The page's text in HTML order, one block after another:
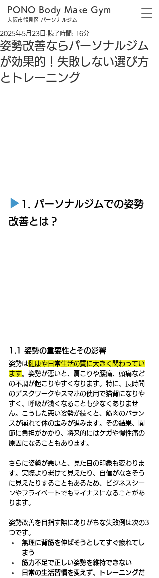
大阪市鶴見区 パーソナルジム
PONO Body Make Gym
姿勢改善ならパーソナルジム
が効果的！失敗しない選び方
とトレーニング
2025年5月23日 読了時間: 16分
▶︎ 1. パーソナルジムでの姿勢
改善とは？
1.1 姿勢の重要性とその影響
姿勢は健康や日常生活の質に大きく関わってい
ます 。姿勢が悪いと、肩こりや腰痛、頭痛など
の不調が起こりやすくなります。特に、長時間
のデスクワークやスマホの使用で猫背になりや
すく、呼吸が浅くなることも少なくありませ
ん。こうした悪い姿勢が続くと、筋肉のバラン
スが崩れて体の歪みが進みます。その結果、関
節に負担がかかり、将来的にはケガや慢性痛の
原因になることもあります。
さらに姿勢が悪いと、見た目の印象も変わりま
す。実際より老けて見えたり、自信がなさそう
に見えたりすることもあるため、ビジネスシー
ンやプライベートでもマイナスになることがあ
ります。
姿勢改善を目指す際にありがちな失敗例は次の3
つです。
無理に背筋を伸ばそうとしてすぐ疲れてし
まう
筋力不足で正しい姿勢を維持できない
日常の生活習慣を変えず、トレーニングだ